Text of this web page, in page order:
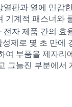
판과 열에 민감
기계적 패스너와
자 제품 간의 효
제로 몇 초 만에
여 부품을 제자리
그늘진 부분에서